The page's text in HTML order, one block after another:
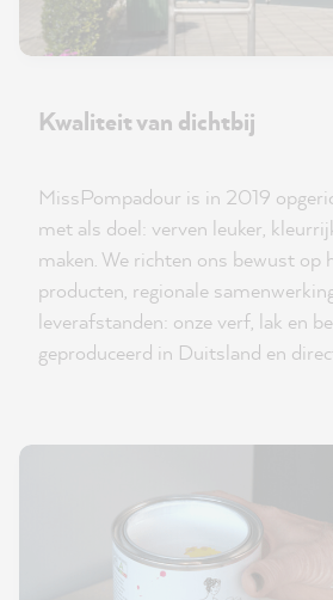
Kwaliteit van dichtbij
MissPompadour is in 2019
met als doel: verven leuker,
maken. We richten ons bewust op
producten, regionale
leverafstanden: onze verf, lak en
geproduceerd in Duitsland en